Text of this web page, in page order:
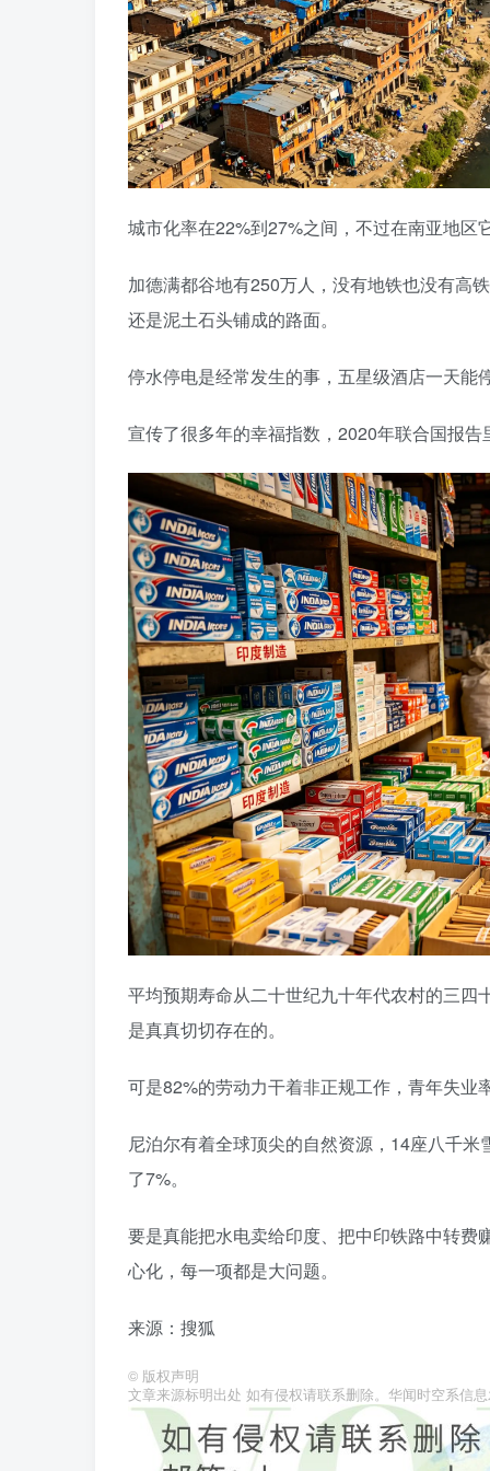
城市化率在22%到27%之间，不过在南亚地区
加德满都谷地有250万人，没有地铁也没有高
还是泥土石头铺成的路面。
停水停电是经常发生的事，五星级酒店一天
宣传了很多年的幸福指数，2020年联合国报
平均预期寿命从二十世纪九十年代农村的三
是真真切切存在的。
可是82%的劳动力干着非正规工作，青年失
尼泊尔有着全球顶尖的自然资源，14座八千
了7%。
要是真能把水电卖给印度、把中印铁路中转
心化，每一项都是大问题。
来源：搜狐
© 版权声明
文章来源标明出处 如有侵权请联系删除。华闻时空系信